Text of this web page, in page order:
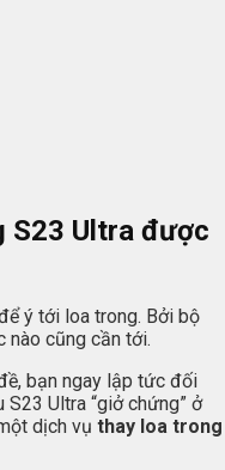
S23 Ultra được
ý tới loa trong. Bởi bộ
nào cũng cần tới.
bạn ngay lập tức đối
Ultra “giở chứng” ở
dịch vụ thay loa trong